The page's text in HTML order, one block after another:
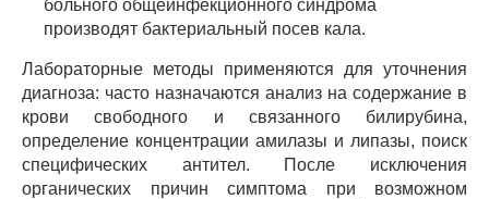
больного общеинфекционного синдрома
производят бактериальный посев кала.
Лабораторные методы применяются для уточнения
диагноза: часто назначаются анализ на содержание в
крови свободного и связанного билирубина,
определение концентрации амилазы и липазы, поиск
специфических антител. После исключения
органических причин симптома при возможном